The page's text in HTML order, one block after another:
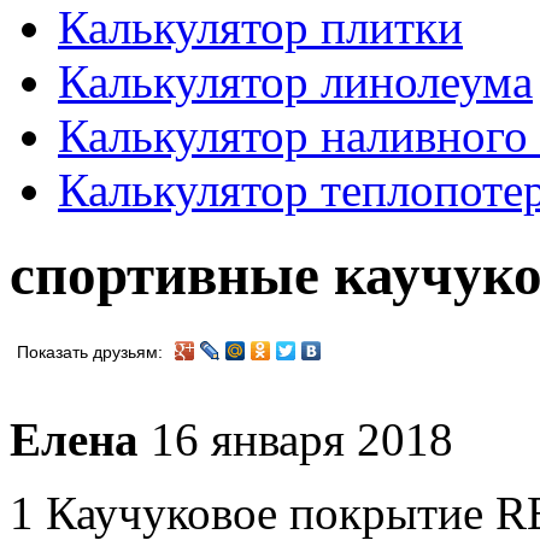
Калькулятор плитки
Калькулятор линолеума
Калькулятор
Калькулятор
спортивные
Показать друзьям:
Елена 16 января 2018
1 Каучуковое покрытие